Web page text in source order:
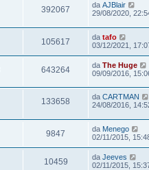
392067 da AJBlair
29/08/2020,
105617 da tafo
03/12/2021,
643264 da The Huge
09/09/2016,
133658 da CARTMAN
24/08/2016,
9847 da Menego
02/11/2015,
10459 da Jeeves
02/11/2015,